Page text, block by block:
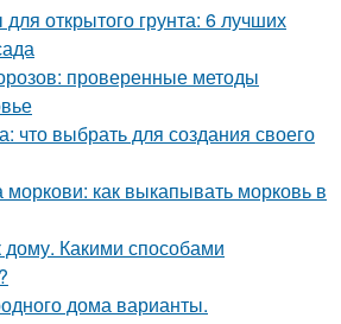
открытого грунта: 6 лучших
проверенные методы
что выбрать для создания своего
как выкапывать морковь в
дому. Какими способами
дома варианты.